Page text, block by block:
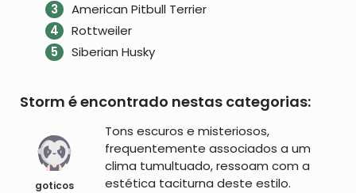
American Pitbull Terrier
Rottweiler
Siberian Husky
Storm é encontrado nestas categorias:
goticos
Tons escuros e misteriosos,
frequentemente associados a um
clima tumultuado, ressoam com a
estética taciturna deste estilo.